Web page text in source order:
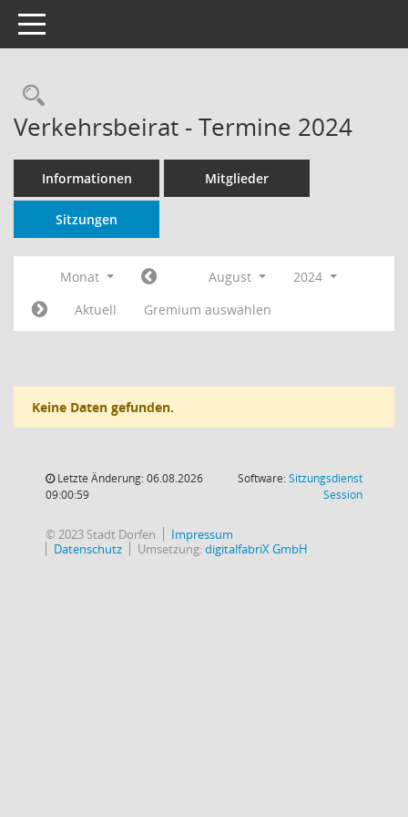
Toggle navigation
Rechercheauswahl
Verkehrsbeirat - Termine 2024
Informationen Mitglieder
Sitzungen
Monat August
2024
Aktuell
Gremium auswählen
Keine Daten gefunden.
Letzte Änderung: 06.08.2026
09:00:59
Software:Sitzungsdienst
Session(Wird in
© 2023 Stadt Dorfen
Impressum
Datenschutz
Umsetzung:digitalfabriX GmbH